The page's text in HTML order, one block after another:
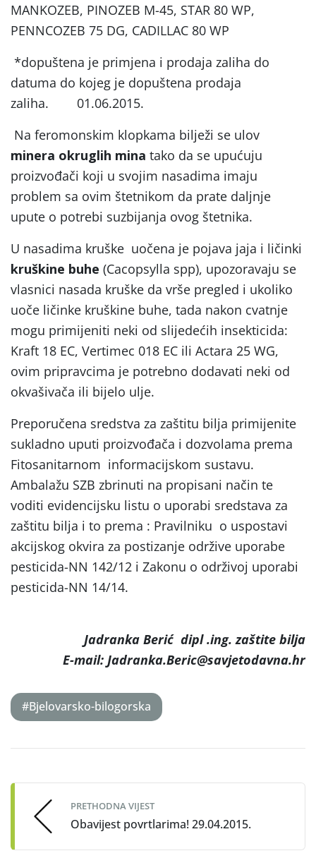
MANKOZEB, PINOZEB M-45, STAR 80 WP,
PENNCOZEB 75 DG, CADILLAC 80 WP
*dopuštena je primjena i prodaja zaliha do
datuma do kojeg je dopuštena prodaja
zaliha. 01.06.2015.
Na feromonskim klopkama bilježi se ulov
minera okruglih mina tako da se upućuju
proizvođači koji u svojim nasadima imaju
problem sa ovim štetnikom da prate daljnje
upute o potrebi suzbijanja ovog štetnika.
U nasadima kruške uočena je pojava jaja i ličinki
kruškine buhe (Cacopsylla spp), upozoravaju se
vlasnici nasada kruške da vrše pregled i ukoliko
uoče ličinke kruškine buhe, tada nakon cvatnje
mogu primijeniti neki od slijedećih insekticida:
Kraft 18 EC, Vertimec 018 EC ili Actara 25 WG,
ovim pripravcima je potrebno dodavati neki od
okvašivača ili bijelo ulje.
Preporučena sredstva za zaštitu bilja primijenite
sukladno uputi proizvođača i dozvolama prema
Fitosanitarnom informacijskom sustavu.
Ambalažu SZB zbrinuti na propisani način te
voditi evidencijsku listu o uporabi sredstava za
zaštitu bilja i to prema : Pravilniku o uspostavi
akcijskog okvira za postizanje održive uporabe
pesticida-NN 142/12 i Zakonu o održivoj uporabi
pesticida-NN 14/14.
Jadranka Berić dipl .ing. zaštite bilja
E-mail: Jadranka.Beric@savjetodavna.hr
#Bjelovarsko-bilogorska
navigation
PRETHODNA VIJEST
Obavijest povrtlarima! 29.04.2015.